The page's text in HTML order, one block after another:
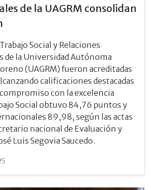
de la UAGRM consolidan
Social y Relaciones
de la Universidad Autónoma
(UAGRM) fueron acreditadas
calificaciones destacadas
con la excelencia
Social obtuvo 84,76 puntos y
89,98, según las actas
nacional de Evaluación y
Luis Segovia Saucedo.